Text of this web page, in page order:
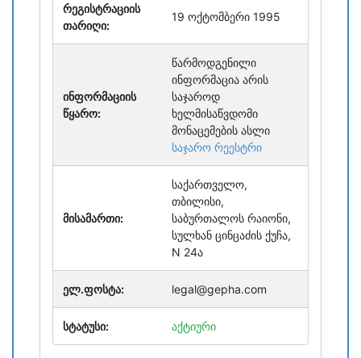
რეგისტრაციის
თარიღი:
19 ოქტომბერი 1995
ინფორმაციის
წყარო:
წარმოდგენილი
ინფორმაცია არის
საჯაროდ
ხელმისაწვდომი
მონაცემების ასლი
საჯარო რეესტრი
მისამართი:
საქართველო,
თბილისი,
საბურთალოს რაიონი,
სულხან ცინცაძის ქუჩა,
N 24ა
ელ.ფოსტა: legal@gepha.com
სტატუსი: აქტიური